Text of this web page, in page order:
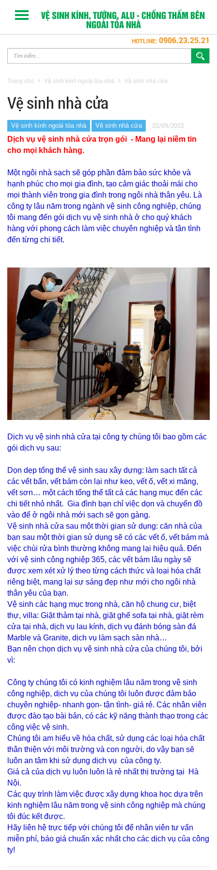
VỆ SINH KÍNH, TƯỜNG, ALU - CHỐNG THẤM BÊN
NGOÀI TÒA NHÀ
HOTLINE: 0906.23.25.21
Trang chủ Vệ sinh kính ngoài tòa nhà Vệ sinh nhà cửa
Vệ sinh nhà cửa
Vệ sinh kính ngoài tòa nhà Vệ sinh nhà cửa 22/09/2022
Dịch vụ vệ sinh nhà cửa trọn gói - Mang lại niềm tin
cho mọi khách hàng.
Một ngôi nhà sạch sẽ góp phần đảm bảo sức khỏe và
hạnh phúc cho mọi gia đình, tạo cảm giác thoải mái cho
mọi thành viên trong gia đình trong ngôi nhà thân yêu. Là
công ty lâu năm trong ngành vệ sinh công nghiệp, chúng
tôi mang đến gói dịch vụ vệ sinh nhà ở cho quý khách
hàng với phong cách làm việc chuyên nghiệp và tận tình
đến từng chi tiết.
Dịch vụ vệ sinh nhà cửa tại công ty chúng tôi bao gồm các
gói dịch vụ sau:
Dọn dẹp tổng thể vệ sinh sau xây dựng: làm sạch tất cả
các vết bẩn, vết bám còn lại như keo, vết ố, vết xi măng,
vết sơn… một cách tổng thể tất cả các hạng mục đến các
chi tiết nhỏ nhất. Gia đình bạn chỉ việc dọn và chuyển đồ
vào để ở ngôi nhà mới sạch sẽ gọn gàng.
Vệ sinh nhà cửa sau một thời gian sử dụng: căn nhà của
bạn sau một thời gian sử dụng sẽ có các vết ố, vết bám mà
việc chùi rửa bình thường không mang lại hiệu quả. Đến
với vệ sinh công nghiệp 365, các vết bám lâu ngày sẽ
được xem xét xử lý theo từng cách thức và loại hóa chất
riêng biệt, mang lại sự sáng đẹp như mới cho ngôi nhà
thân yêu của bạn.
Vệ sinh các hạng mục trong nhà, căn hộ chung cư, biệt
thự, villa: Giặt thảm tại nhà, giặt ghế sofa tại nhà, giặt rèm
cửa tại nhà, dịch vụ lau kính, dịch vụ đánh bóng sàn đá
Marble và Granite, dịch vụ làm sạch sàn nhà…
Bạn nên chọn dịch vụ vệ sinh nhà cửa của chúng tôi, bởi
vì:
Công ty chúng tôi có kinh nghiệm lâu năm trong vệ sinh
công nghiệp, dịch vụ của chúng tôi luôn được đảm bảo
chuyên nghiệp- nhanh gọn- tận tình- giá rẻ. Các nhân viên
được đào tạo bài bản, có các kỹ năng thành thạo trong các
công việc vệ sinh.
Chúng tôi am hiểu về hóa chất, sử dụng các loại hóa chất
thân thiện với môi trường và con người, do vậy bạn sẽ
luôn an tâm khi sử dụng dịch vụ của công ty.
Giá cả của dịch vụ luôn luôn là rẻ nhất thị trường tại Hà
Nội.
Các quy trình làm việc được xây dựng khoa học dựa trên
kinh nghiệm lâu năm trong vệ sinh công nghiệp mà chúng
tôi đúc kết được.
Hãy liên hệ trực tiếp với chúng tôi để nhân viên tư vấn
miễn phí, báo giá chuẩn xác nhất cho các dịch vụ của công
ty!